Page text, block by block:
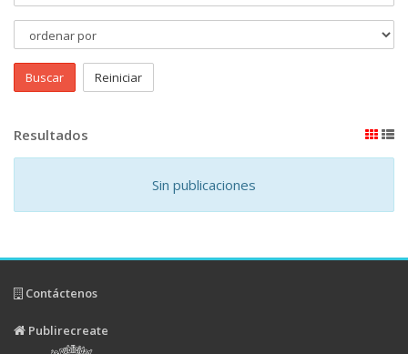
Buscar Reiniciar
Resultados
Sin publicaciones
Contáctenos
Publirecreate